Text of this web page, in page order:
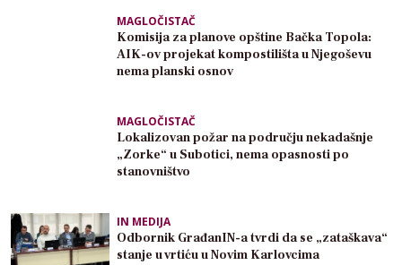
MAGLOČISTAČ
Komisija za planove opštine Bačka Topola:
AIK-ov projekat kompostilišta u Njegoševu
nema planski osnov
MAGLOČISTAČ
Lokalizovan požar na području nekadašnje
„Zorke“ u Subotici, nema opasnosti po
stanovništvo
IN MEDIJA
Odbornik GrađanIN-a tvrdi da se „zataškava“
stanje u vrtiću u Novim Karlovcima